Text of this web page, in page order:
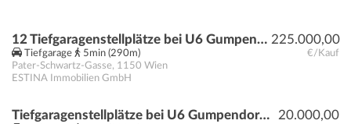
225.000,00
€/Kauf
12 Tiefgaragenstellplätze bei U6 Gumpendorfer Straße | Baurecht
Tiefgarage
5min (290m)
Pater-Schwartz-Gasse, 1150 Wien
ESTINA Immobilien GmbH
20.000,00
Tiefgaragenstellplätze bei U6 Gumpendorfer Straße | Baurecht